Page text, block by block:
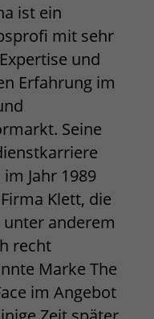
ist ein
mit sehr
und
Erfahrung im
Seine
Jahr 1989
Klett, die
anderem
recht
Marke The
im Angebot